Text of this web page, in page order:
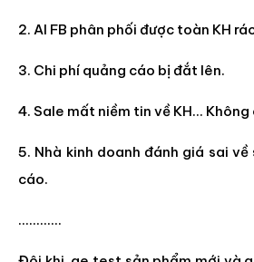
2. AI FB phân phối được toàn KH
3. Chi phí quảng cáo bị đắt lên.
4. Sale mất niềm tin về KH…
5. Nhà kinh doanh đánh giá sai
cáo.
…………